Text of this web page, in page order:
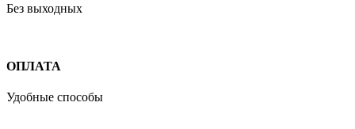
Без выходных
ОПЛАТА
Удобные способы